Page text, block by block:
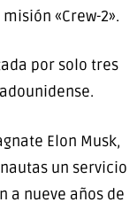
«Crew-2».
por solo tres
Elon Musk,
un servicio
a nueve años de